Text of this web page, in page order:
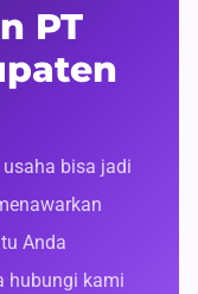
PT
bisa jadi
Anda
hubungi kami